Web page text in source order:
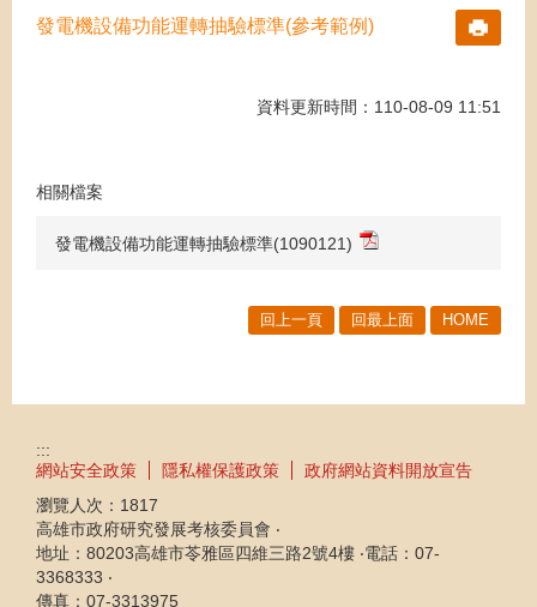
發電機設備功能運轉抽驗標準(參考範例)
資料更新時間：110-08-09 11:51
相關檔案
發電機設備功能運轉抽驗標準(1090121)
回上一頁 回最上面 HOME
:::
網站安全政策
隱私權保護政策
政府網站資料開放宣告
瀏覽人次： 1817
高雄市政府研究發展考核委員會 ‧
地址：80203高雄市苓雅區四維三路2號4樓 ‧電話：07-
3368333 ‧
傳真：07-3313975